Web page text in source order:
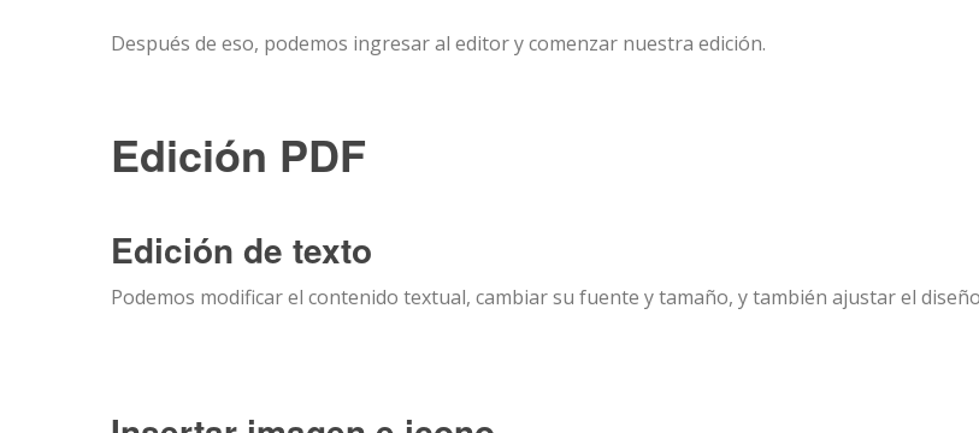
Después de eso, podemos ingresar al editor y comenzar nuestra edición.
Edición PDF
Edición de texto
Podemos modificar el contenido textual, cambiar su fuente y tamaño, y también ajustar el